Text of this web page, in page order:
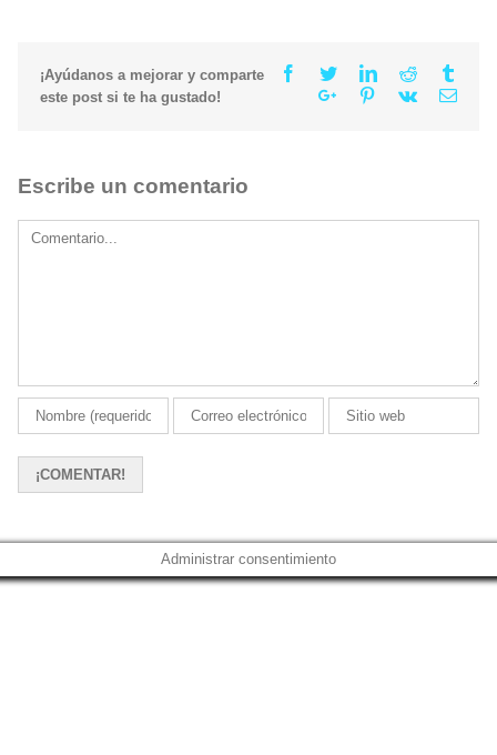
¡Ayúdanos a mejorar y comparte
este post si te ha gustado!
Facebook
TwitterLinkedinReddit
Google+Pinterest
Vk Email
Escribe un comentario
Comment
Administrar consentimiento